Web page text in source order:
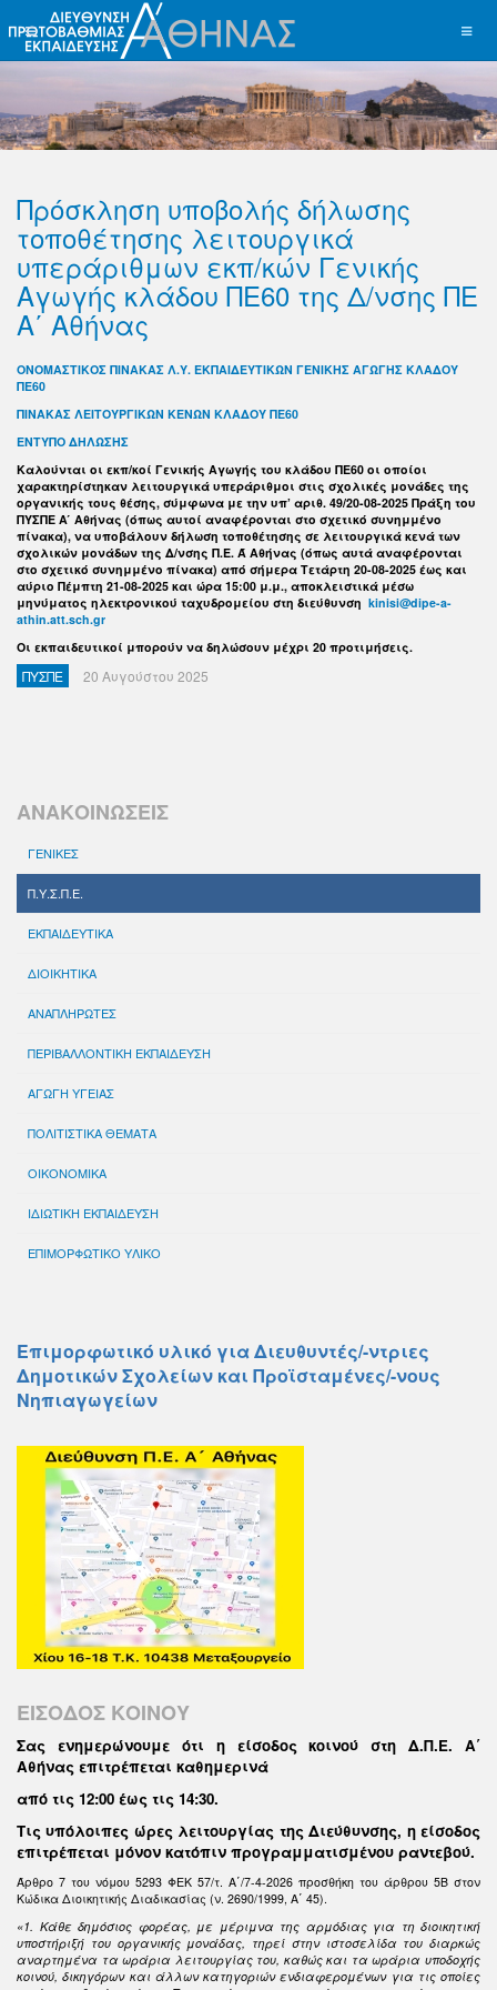
Πρόσκληση υποβολής δήλωσης
τοποθέτησης λειτουργικά
υπεράριθμων εκπ/κών Γενικής
Αγωγής κλάδου ΠΕ60 της Δ/νσης ΠΕ
Α΄ Αθήνας
ΟΝΟΜΑΣΤΙΚΟΣ ΠΙΝΑΚΑΣ Λ.Υ. ΕΚΠΑΙΔΕΥΤΙΚΩΝ ΓΕΝΙΚΗΣ ΑΓΩΓΗΣ ΚΛΑΔΟΥ
ΠΕ60
ΠΙΝΑΚΑΣ ΛΕΙΤΟΥΡΓΙΚΩΝ ΚΕΝΩΝ ΚΛΑΔΟΥ ΠΕ60
ΕΝΤΥΠΟ ΔΗΛΩΣΗΣ
Καλούνται οι εκπ/κοί Γενικής Αγωγής του κλάδου ΠΕ60 οι οποίοι
χαρακτηρίστηκαν λειτουργικά υπεράριθμοι στις σχολικές μονάδες της
οργανικής τους θέσης, σύμφωνα με την υπ’ αριθ. 49/20-08-2025 Πράξη του
ΠΥΣΠΕ Α ́ Αθήνας (όπως αυτοί αναφέρονται στο σχετικό συνημμένο
πίνακα), να υποβάλουν δήλωση τοποθέτησης σε λειτουργικά κενά των
σχολικών μονάδων της Δ/νσης Π.Ε. Ά Αθήνας (όπως αυτά αναφέρονται
στο σχετικό συνημμένο πίνακα) από σήμερα Τετάρτη 20-08-2025 έως και
αύριο Πέμπτη 21-08-2025 και ώρα 15:00 μ.μ., αποκλειστικά μέσω
μηνύματος ηλεκτρονικού ταχυδρομείου στη διεύθυνση kinisi@dipe-a-
athin.att.sch.gr
Οι εκπαιδευτικοί μπορούν να δηλώσουν μέχρι 20 προτιμήσεις.
ΠΥΣΠΕ 20 Αυγούστου 2025
ΑΝΑΚΟΙΝΩΣΕΙΣ
ΓΕΝΙΚΕΣ
Π.Υ.Σ.Π.Ε.
ΕΚΠΑΙΔΕΥΤΙΚΑ
ΔΙΟΙΚΗΤΙΚΑ
ΑΝΑΠΛΗΡΩΤΕΣ
ΠΕΡΙΒΑΛΛΟΝΤΙΚΗ ΕΚΠΑΙΔΕΥΣΗ
ΑΓΩΓΗ ΥΓΕΙΑΣ
ΠΟΛΙΤΙΣΤΙΚΑ ΘΕΜΑΤΑ
ΟΙΚΟΝΟΜΙΚΑ
ΙΔΙΩΤΙΚΗ ΕΚΠΑΙΔΕΥΣΗ
ΕΠΙΜΟΡΦΩΤΙΚΟ ΥΛΙΚΟ
Επιμορφωτικό υλικό για Διευθυντές/-ντριες
Δημοτικών Σχολείων και Προϊσταμένες/-νους
Νηπιαγωγείων
ΕΙΣΟΔΟΣ ΚΟΙΝΟΥ
Σας ενημερώνουμε ότι η είσοδος κοινού στη Δ.Π.Ε. Α΄
Αθήνας επιτρέπεται καθημερινά
από τις 12:00 έως τις 14:30.
Τις υπόλοιπες ώρες λειτουργίας της Διεύθυνσης, η είσοδος
επιτρέπεται μόνον κατόπιν προγραμματισμένου ραντεβού.
Άρθρο 7 του νόμου 5293 ΦΕΚ 57/τ. Α΄/7-4-2026 προσθήκη του άρθρου 5Β στον
Κώδικα Διοικητικής Διαδικασίας (ν. 2690/1999, Α΄ 45).
«1. Κάθε δημόσιος φορέας, με μέριμνα της αρμόδιας για τη διοικητική
υποστήριξή του οργανικής μονάδας, τηρεί στην ιστοσελίδα του διαρκώς
αναρτημένα τα ωράρια λειτουργίας του, καθώς και τα ωράρια υποδοχής
κοινού, δικηγόρων και άλλων κατηγοριών ενδιαφερομένων για τις οποίες